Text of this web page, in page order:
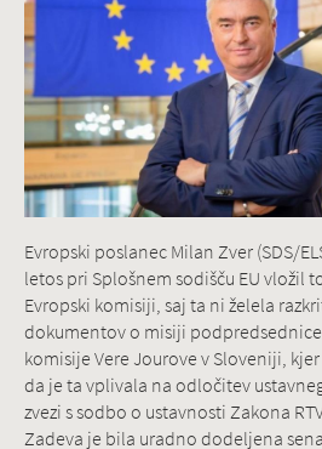
Evropski poslanec Milan Zver (SDS/
letos pri Splošnem sodišču EU vložil
Evropski komisiji, saj ta ni želela
dokumentov o misiji podpredsednice
komisije Vere Jourove v Sloveniji,
da je ta vplivala na odločitev
zvezi s sodbo o ustavnosti Zakona
Zadeva je bila uradno dodeljena